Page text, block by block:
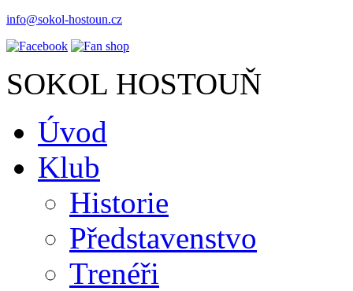
info@sokol-hostoun.cz
SOKOL HOSTOUŇ
Úvod
Klub
Historie
Představenstvo
Trenéři